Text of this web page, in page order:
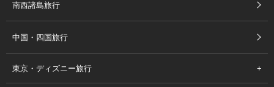
南西諸島旅行
中国・四国旅行
東京・ディズニー旅行